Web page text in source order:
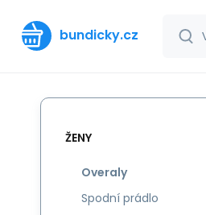
bundicky.cz
ŽENY
Overaly
Spodní prádlo